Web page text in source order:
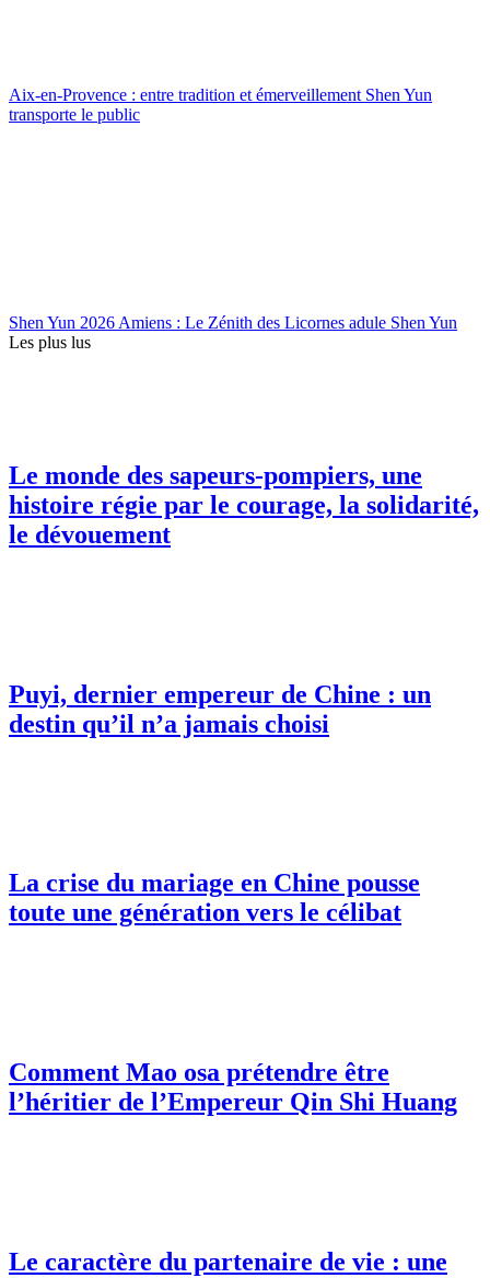
Aix-en-Provence : entre tradition et émerveillement Shen Yun
transporte le public
Shen Yun 2026 Amiens : Le Zénith des Licornes adule Shen Yun
Les plus lus
Le monde des sapeurs-pompiers, une
histoire régie par le courage, la solidarité,
le dévouement
Puyi, dernier empereur de Chine : un
destin qu’il n’a jamais choisi
La crise du mariage en Chine pousse
toute une génération vers le célibat
Comment Mao osa prétendre être
l’héritier de l’Empereur Qin Shi Huang
Le caractère du partenaire de vie : une